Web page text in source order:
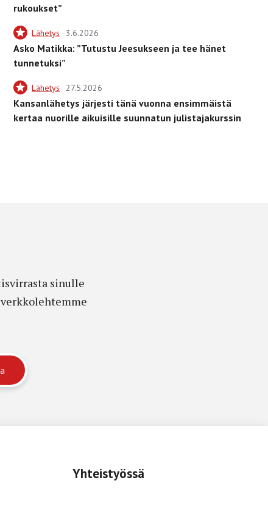
rukoukset”
Lähetys 3.6.2026
Asko Matikka: ”Tutustu Jeesukseen ja tee hänet
tunnetuksi”
Lähetys 27.5.2026
Kansanlähetys järjesti tänä vuonna ensimmäistä
kertaa nuorille aikuisille suunnatun julistajakurssin
sinulle
Yhteistyössä